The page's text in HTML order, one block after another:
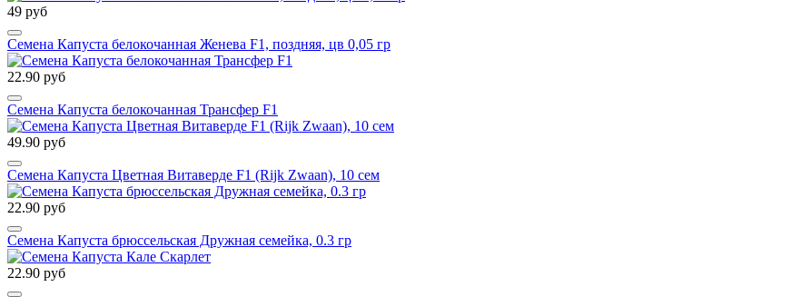
49 руб
Семена Капуста белокочанная Женева F1, поздняя, цв 0,05 гр
22.90 руб
Семена Капуста белокочанная Трансфер F1
49.90 руб
Семена Капуста Цветная Витаверде F1 (Rijk Zwaan), 10 сем
22.90 руб
Семена Капуста брюссельская Дружная семейка, 0.3 гр
22.90 руб